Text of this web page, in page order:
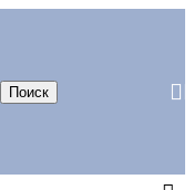
Поиск